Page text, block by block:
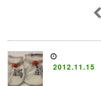
2012.11.15